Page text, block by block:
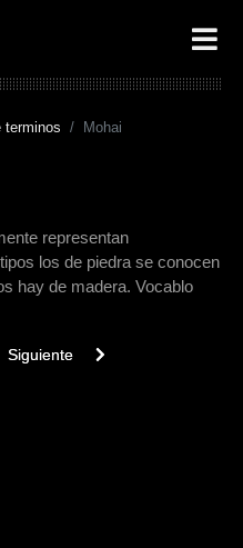
terminos Mohai
representan
los de piedra se conocen
hay de madera. Vocablo
Next article: Mitimaes
Siguiente